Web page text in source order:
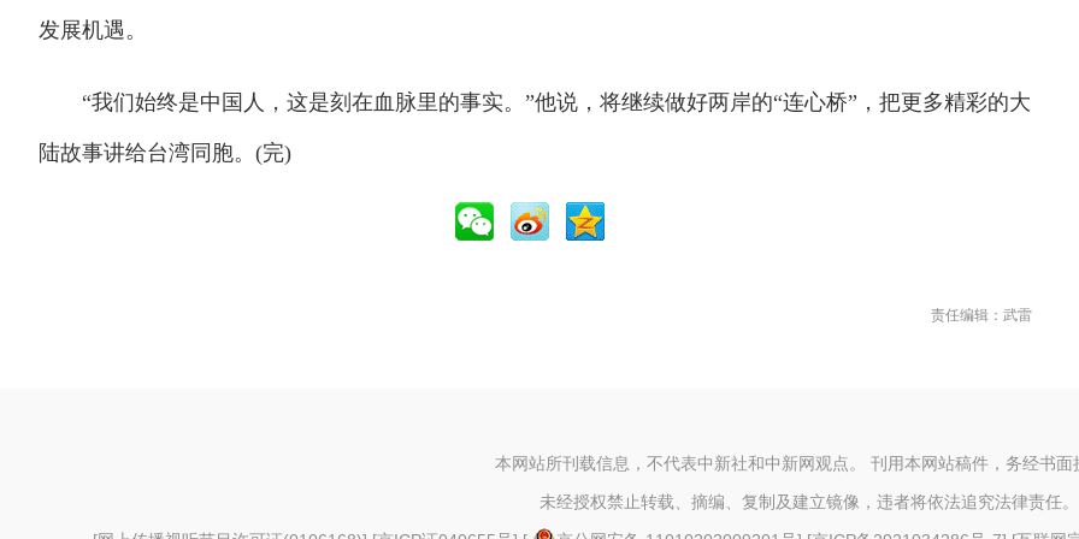
发展机遇。
“我们始终是中国人，这是刻在血脉里的事实。”他说，将继续做好两岸的“连心桥”，把更多精彩的大
陆故事讲给台湾同胞。(完)
责任编辑：武雷
本网站所刊载信息，不代表中新社和中新网观点。 刊用本网站稿件，务经书面
未经授权禁止转载、摘编、复制及建立镜像，违者将依法追究法律责任。